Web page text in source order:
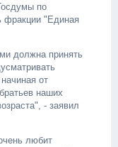
по
фракции "Единая
должна принять
от
наших
- заявил
любит